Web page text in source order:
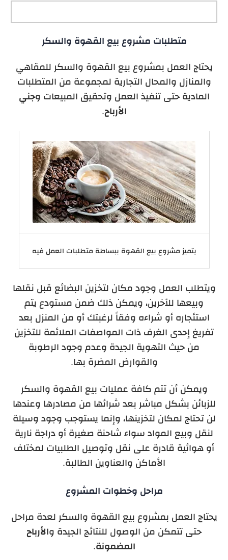
متطلبات مشروع بيع القهوة والسكر
يحتاج العمل بمشروع بيع القهوة والسكر للمقاهي
والمنازل والمحال التجارية لمجموعة من المتطلبات
المادية حتى تنفيذ العمل وتحقيق المبيعات وجني
الأرباح.
يتميز مشروع بيع القهوة ببساطة متطلبات العمل فيه
ويتطلب العمل وجود مكان لتخزين البضائع قبل نقلها
وبيعها للآخرين، ويمكن ذلك ضمن مستودع يتم
استئجاره أو شراءه وفقاً لرغبتك أو من المنزل بعد
تفريغ إحدى الغرف ذات المواصفات الملائمة للتخزين
من حيث التهوية الجيدة وعدم وجود الرطوبة
والقوارض المضرة بها.
ويمكن أن تتم كافة عمليات بيع القهوة والسكر
للزبائن بشكل مباشر بعد شرائها من مصادرها وعندها
لن تحتاج لمكان لتخزينها، وإنما يستوجب وجود وسيلة
لنقل وبيع المواد سواء شاحنة صغيرة أو دراجة نارية
أو هوائية قادرة على نقل وتوصيل الطلبيات لمختلف
الأماكن والعناوين الطالبة.
مراحل وخطوات المشروع
يحتاج العمل بمشروع بيع القهوة والسكر لعدة مراحل
حتى تتمكن من الوصول للنتائج الجيدة والأرباح
المضمونة.